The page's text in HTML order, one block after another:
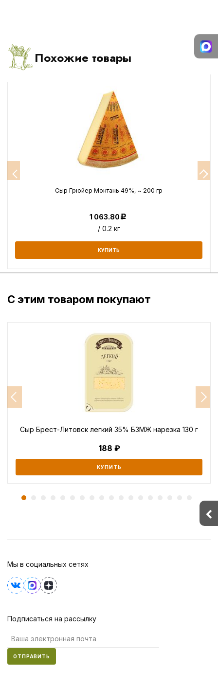
Похожие товары
Сыр Грюйер Монтань 49%, ~ 200 гр
1 063.80Р
/ 0.2 кг
КУПИТЬ
С этим товаром покупают
Сыр Брест-Литовск легкий 35% БЗМЖ нарезка 130 г
188
КУПИТЬ
Мы в социальных сетях
Подписаться на рассылку
ОТПРАВИТЬ